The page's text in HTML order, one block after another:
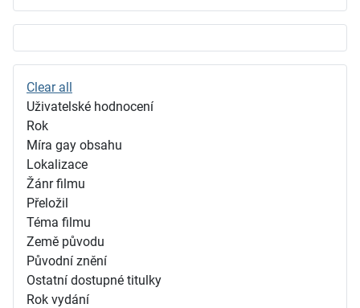
Clear all
Uživatelské hodnocení
Rok
Míra gay obsahu
Lokalizace
Žánr filmu
Přeložil
Téma filmu
Země původu
Původní znění
Ostatní dostupné titulky
Rok vydání